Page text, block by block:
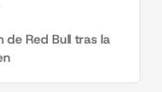
de Red Bull tras la